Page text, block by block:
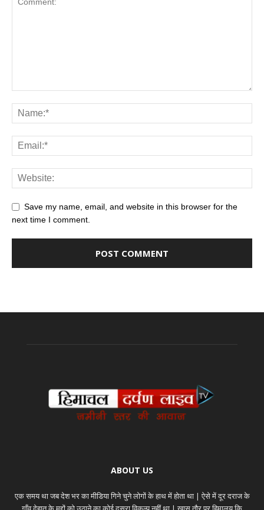
Save my name, email, and website in this browser for the
next time I comment.
ABOUT US
एक समय था जब देश भर का मीडिया गिने चुने लोगों के हाथ में होता था | ऐसे में दूर दराज के